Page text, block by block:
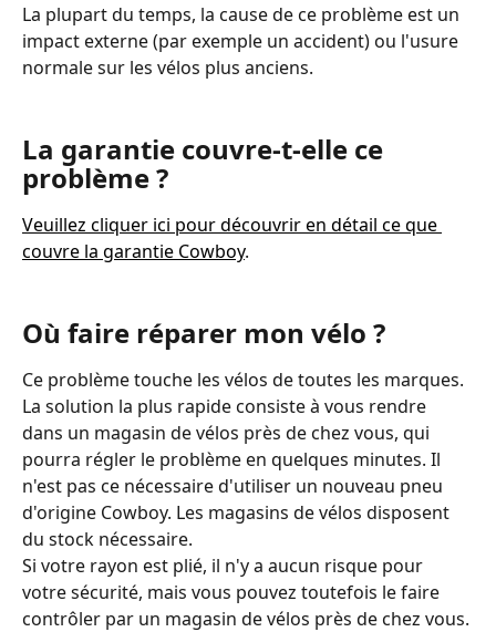
La plupart du temps, la cause de ce problème est un
impact externe (par exemple un accident) ou l'usure
normale sur les vélos plus anciens.
La garantie couvre-t-elle ce
problème ?
Veuillez cliquer ici pour découvrir en détail ce que
couvre la garantie Cowboy.
Où faire réparer mon vélo ?
Ce problème touche les vélos de toutes les marques.
La solution la plus rapide consiste à vous rendre
dans un magasin de vélos près de chez vous, qui
pourra régler le problème en quelques minutes. Il
n'est pas ce nécessaire d'utiliser un nouveau pneu
d'origine Cowboy. Les magasins de vélos disposent
du stock nécessaire.
Si votre rayon est plié, il n'y a aucun risque pour
votre sécurité, mais vous pouvez toutefois le faire
contrôler par un magasin de vélos près de chez vous.